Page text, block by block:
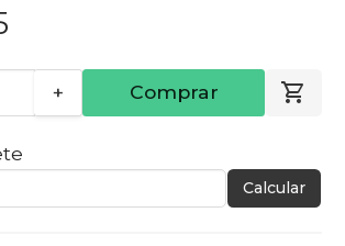
+ Comprar
Calcular